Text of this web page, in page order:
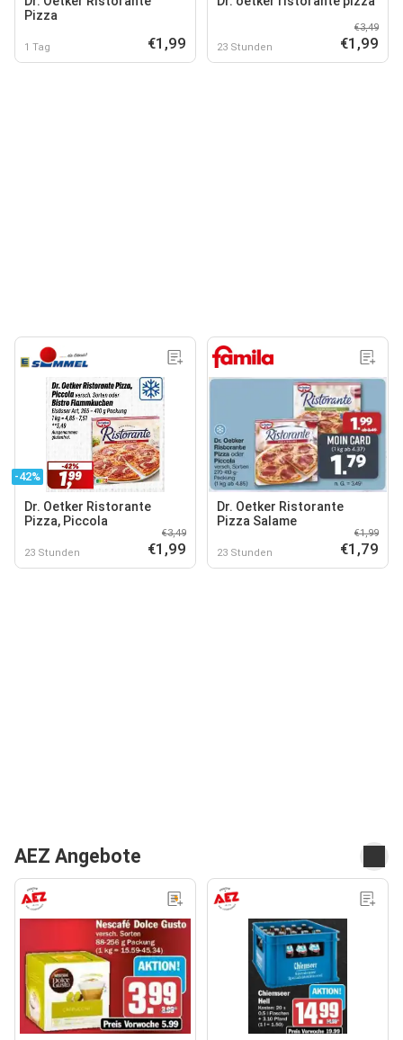
Pizza
1 Tag €1,99 23 Stunden
€3,49
€1,99
-42%
Dr. Oetker Ristorante
Pizza, Piccola
23 Stunden
€3,49
€1,99
Dr. Oetker Ristorante
Pizza Salame
23 Stunden
€1,99
€1,79
AEZ Angebote